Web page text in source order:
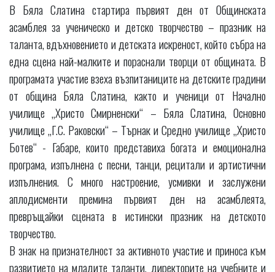
В Бяла Слатина стартира първият ден от Общинската
асамблея за ученическо и детско творчество – празник на
таланта, вдъхновението и детската искреност, който събра на
една сцена най-малките и пораснали творци от общината. В
програмата участие взеха възпитаниците на детските градини
от община Бяла Слатина, както и ученици от Начално
училище „Христо Смирненски“ – Бяла Слатина, Основно
училище „Г.С. Раковски“ – Търнак и Средно училище „Христо
Ботев“ - Габаре, които представиха богата и емоционална
програма, изпълнена с песни, танци, рецитали и артистични
изпълнения. С много настроение, усмивки и заслужени
аплодисменти премина първият ден на асамблеята,
превръщайки сцената в истински празник на детското
творчество.
В знак на признателност за активното участие и приноса към
развитието на младите таланти, директорите на учебните и